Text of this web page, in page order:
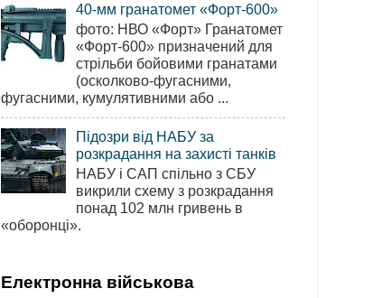
40-мм гранатомет «Форт-600»
фото: НВО «Форт» Гранатомет
«Форт-600» призначений для
стрільби бойовими гранатами
(осколково-фугасними,
фугасними, кумулятивними або ...
Підозри від НАБУ за
розкрадання на захисті танків
НАБУ і САП спільно з СБУ
викрили схему з розкрадання
понад 102 млн гривень в
«оборонці».
Електронна військова